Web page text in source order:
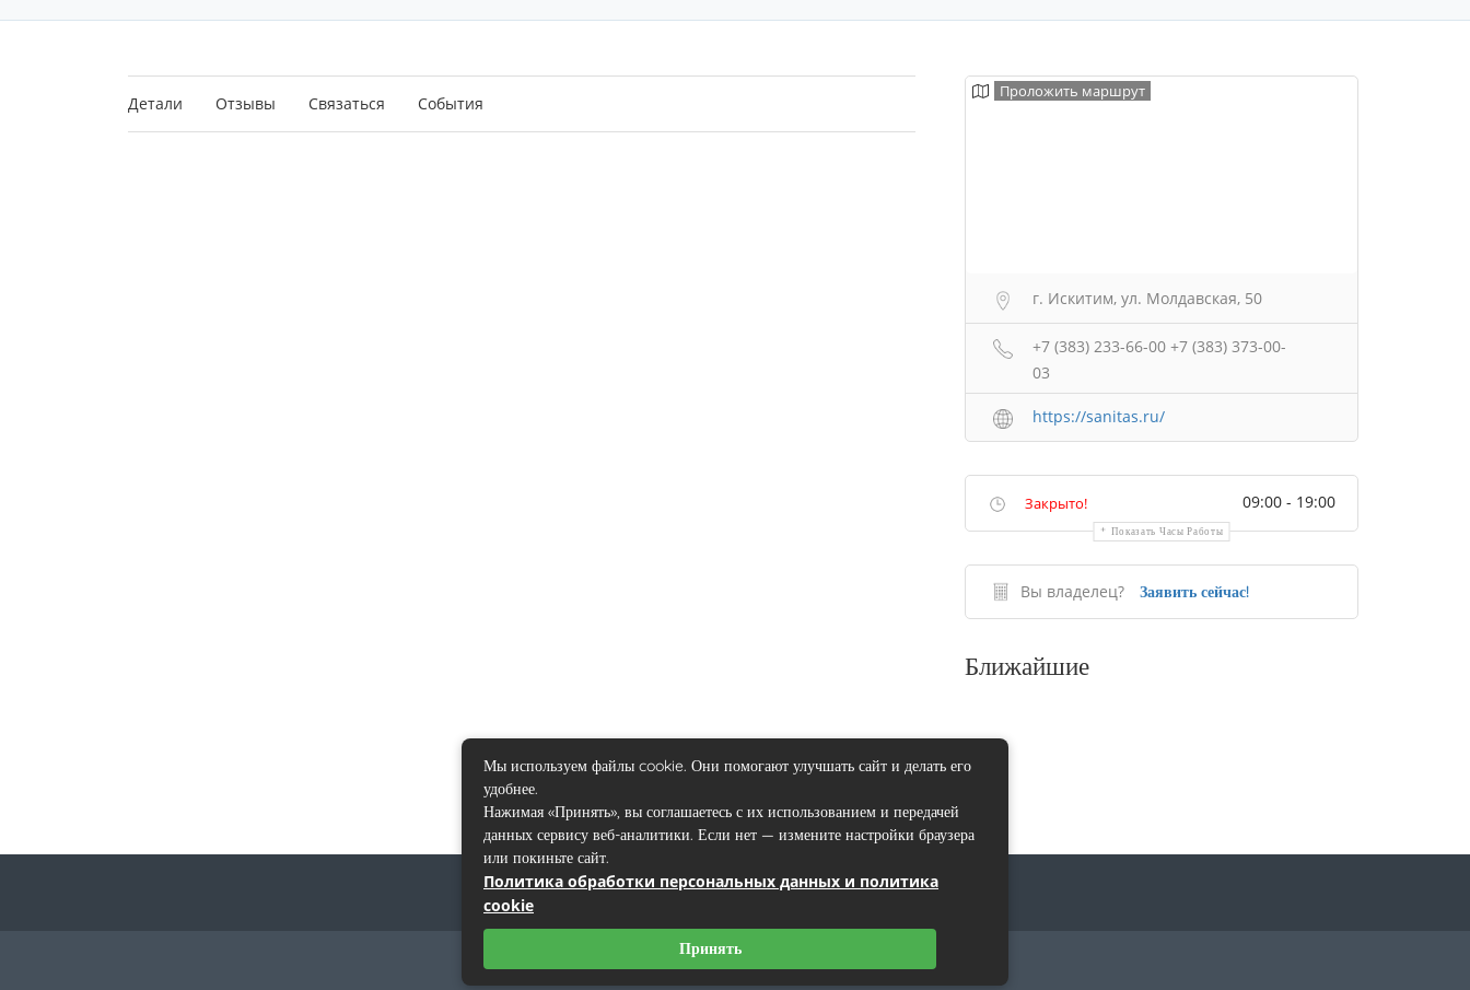
Детали Отзывы Связаться События
Проложить маршрут
г. Искитим, ул. Молдавская, 50
+7 (383) 233-66-00 +7 (383) 373-00-
03
https://sanitas.ru/
Закрыто! 09:00 - 19:00
Показать Часы Работы
Вы владелец? Заявить сейчас!
Ближайшие
Контакты Пользовательское соглашение Карта сайта
Copyright © 2017-2023 mri-scan.ru
Мы используем файлы cookie. Они помогают улучшать сайт и делать его
удобнее.
Нажимая «Принять», вы соглашаетесь с их использованием и передачей
данных сервису веб-аналитики. Если нет — измените настройки браузера
или покиньте сайт.
Политика обработки персональных данных и политика
cookie
Принять